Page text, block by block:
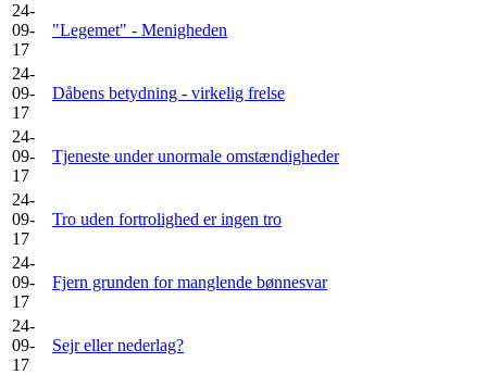
24-
09-
17
"Legemet" - Menigheden
24-
09-
17
Dåbens betydning - virkelig frelse
24-
09-
17
Tjeneste under unormale omstændigheder
24-
09-
17
Tro uden fortrolighed er ingen tro
24-
09-
17
Fjern grunden for manglende bønnesvar
24-
09-
17
Sejr eller nederlag?